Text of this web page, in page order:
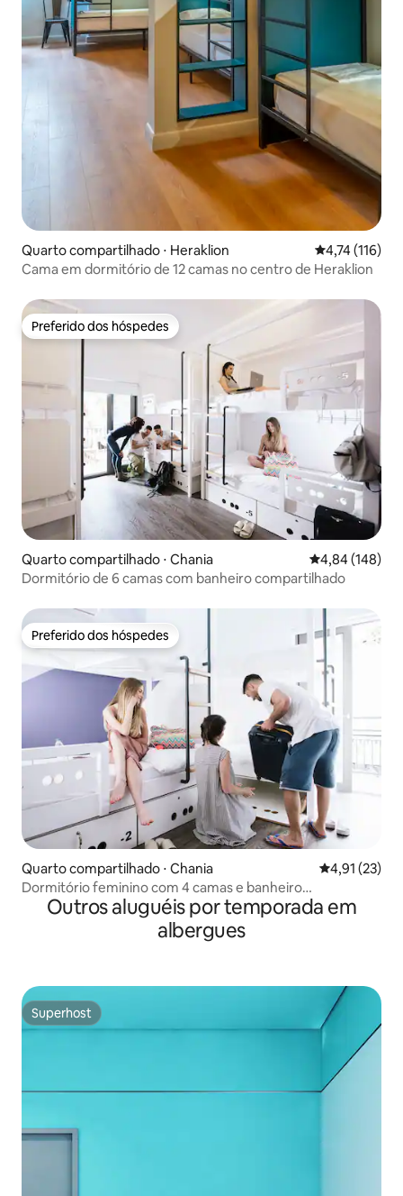
Quarto compartilhado ⋅ Heraklion 4,74 de uma
4,74 (116)
Cama em dormitório de 12 camas no centro de Heraklion
Preferido dos hóspedes
Preferido dos hóspedes
Quarto compartilhado ⋅ Chania 4,84 de uma
4,84 (148)
Dormitório de 6 camas com banheiro compartilhado
Preferido dos hóspedes
Preferido dos hóspedes
Quarto compartilhado ⋅ Chania 4,91 de uma
4,91 (23)
Dormitório feminino com 4 camas e banheiro
compartilhado
Outros aluguéis por temporada em
albergues
Superhost
Superhost